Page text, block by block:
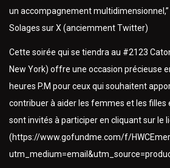
un accompagnement multidimensionnel,”
Solages sur X (anciemment Twitter)
Cette soirée qui se tiendra au #2123
New York) offre une occasion précieuse
heures P.M pour ceux qui souhaitent
contribuer à aider les femmes et les filles
sont invités à participer en cliquant sur le
(https://www.gofundme.com/f/